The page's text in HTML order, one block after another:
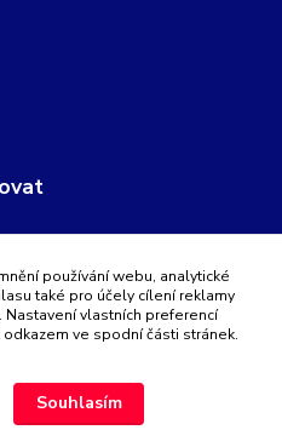
používání webu, analytické
také pro účely cílení reklamy
vlastních preferencí
ve spodní části stránek.
Souhlasím